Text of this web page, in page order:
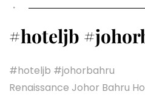
・
#hoteljb
#hoteljb #johorbahru
Renaissance Johor Bahru